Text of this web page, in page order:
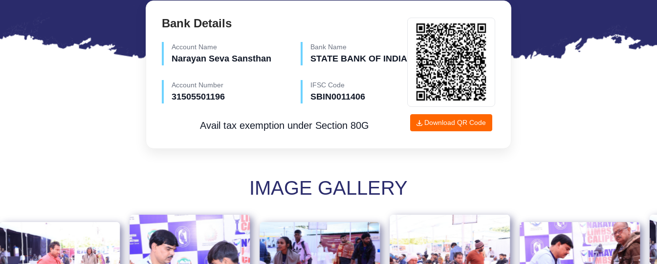
Bank Details
Account Name
Narayan Seva Sansthan
Bank Name
STATE BANK OF INDIA
Account Number
31505501196
IFSC Code
SBIN0011406
Avail tax exemption under Section 80G Download QR Code
IMAGE GALLERY